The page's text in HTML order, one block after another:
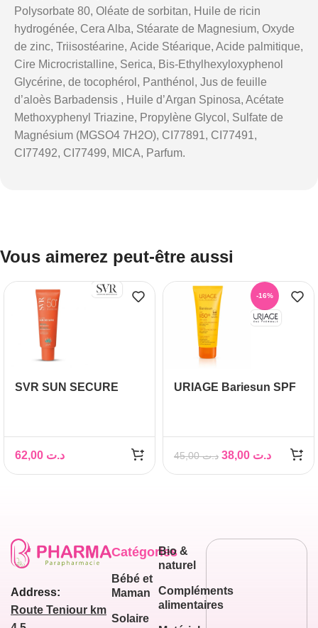
Polysorbate 80, Oléate de sorbitan, Huile de ricin
hydrogénée, Cera Alba, Stéarate de Magnesium, Oxyde
de zinc, Triisostéarine, Acide Stéarique, Acide palmitique,
Cire Microcristalline, Serica, Bis-Ethylhexyloxyphenol
Glycérine, de tocophérol, Panthénol, Jus de feuille
d’aloès Barbadensis , Huile d’Argan Spinosa, Acétate
Methoxyphenyl Triazine, Propylène Glycol, Sulfate de
Magnésium (MGSO4 7H2O), CI77891, CI77491,
CI77492, CI77499, MICA, Parfum.
Vous aimerez peut-être aussi
SVR SUN SECURE
د.ت
-16%
URIAGE Bariesun SPF
د.ت45,00 د.ت
Address:
Route Teniour km
Catégories
Bébé et
Maman
Solaire
Bio &
naturel
Compléments
alimentaires